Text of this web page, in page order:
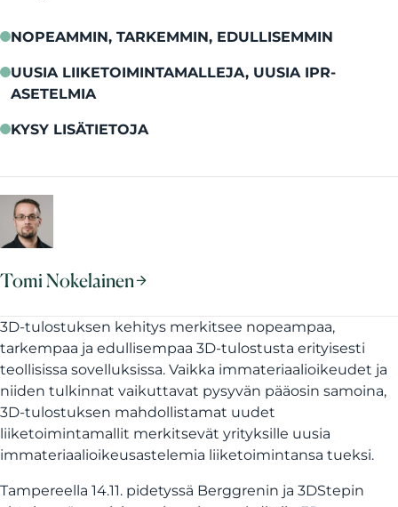
NOPEAMMIN, TARKEMMIN, EDULLISEMMIN
UUSIA LIIKETOIMINTAMALLEJA, UUSIA IPR-
ASETELMIA
KYSY LISÄTIETOJA
Tomi Nokelainen
3D-tulostuksen kehitys merkitsee nopeampaa,
tarkempaa ja edullisempaa 3D-tulostusta erityisesti
teollisissa sovelluksissa. Vaikka immateriaalioikeudet ja
niiden tulkinnat vaikuttavat pysyvän pääosin samoina,
3D-tulostuksen mahdollistamat uudet
liiketoimintamallit merkitsevät yrityksille uusia
immateriaalioikeusastelemia liiketoimintansa tueksi.
Tampereella 14.11. pidetyssä Berggrenin ja 3DStepin